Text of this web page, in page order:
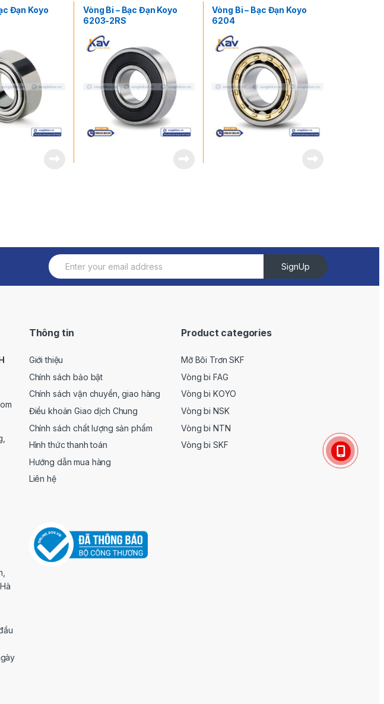
Đạn Koyo
Vòng Bi – Bạc Đạn Koyo
6203-2RS
Vòng Bi – Bạc Đạn Koyo
6204
SignUp
Thông tin
Giới thiệu
Chính sách bảo bật
Chính sách vận chuyển, giao hàng
Điều khoản Giao dịch Chung
Chính sách chất lượng sản phẩm
Hình thức thanh toán
Hướng dẫn mua hàng
Liên hệ
Product categories
Mỡ Bôi Trơn SKF
Vòng bi FAG
Vòng bi KOYO
Vòng bi NSK
Vòng bi NTN
Vòng bi SKF